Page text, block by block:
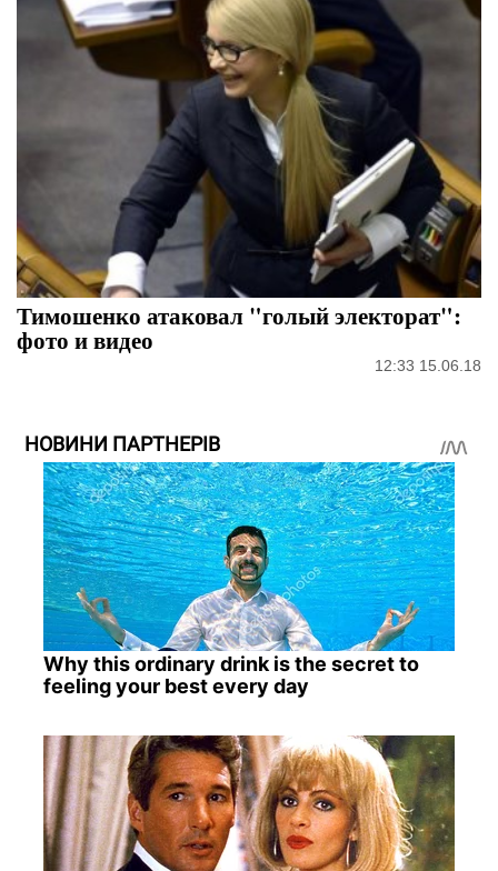
Тимошенко атаковал "голый электорат":
фото и видео
12:33 15.06.18
НОВИНИ ПАРТНЕРІВ
Why this ordinary drink is the secret to
feeling your best every day